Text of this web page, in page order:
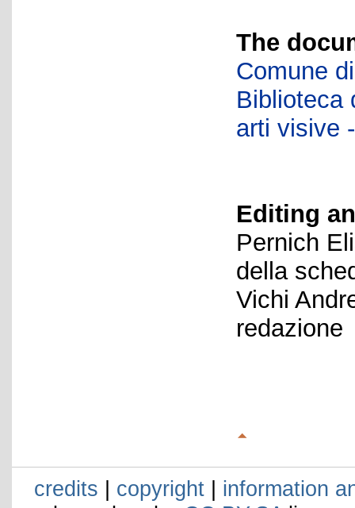
The
Comune
Biblioteca
arti visive
Editing
Pernich
della
Vichi
redazione
credits | copyright | information